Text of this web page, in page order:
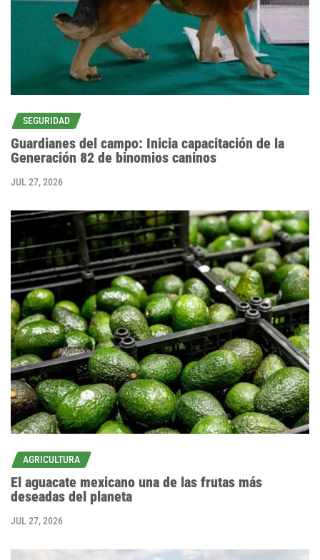
SEGURIDAD
Guardianes del campo: Inicia capacitación de la
Generación 82 de binomios caninos
JUL 27, 2026
AGRICULTURA
El aguacate mexicano una de las frutas más
deseadas del planeta
JUL 27, 2026